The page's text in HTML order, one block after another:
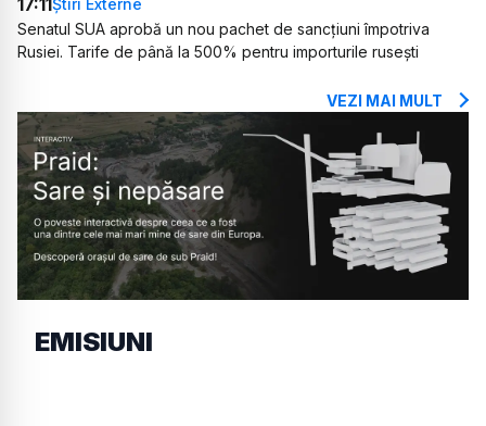
Știri Externe
Senatul SUA aprobă un nou pachet de sancțiuni împotriva
Rusiei. Tarife de până la 500% pentru importurile rusești
VEZI MAI MULT
EMISIUNI